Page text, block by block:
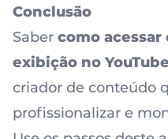
Conclusão
Saber como
exibição no YouTube
criador de conteúdo
profissionalizar e